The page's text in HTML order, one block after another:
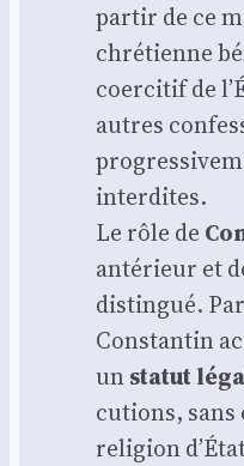
par­tir de ce
chré­tienne
coer­ci­tif de
autres
inter­dites.
Le rôle de
anté­rieur et
dis­tin­gué. Par
Constan­tin
unsta­tut
cu­tions, sans
reli­gion